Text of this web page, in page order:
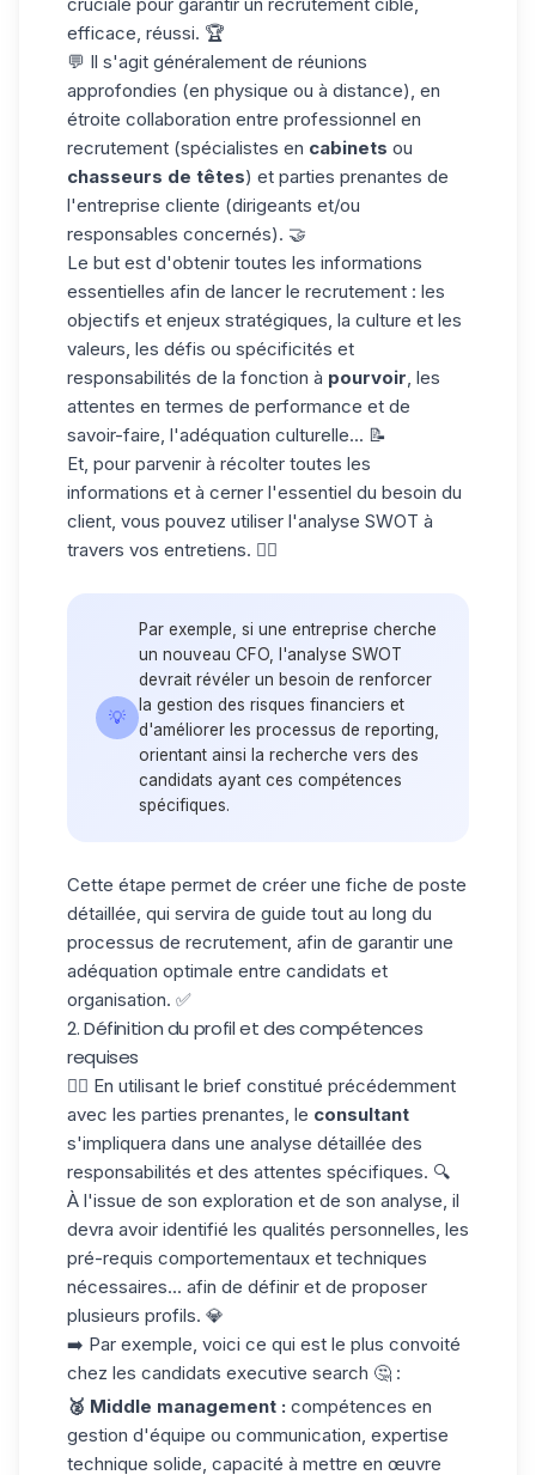
cruciale pour garantir un recrutement ciblé,
efficace, réussi. 🏆
💬 Il s'agit généralement de réunions
approfondies (en physique ou à distance), en
étroite collaboration entre professionnel en
recrutement (spécialistes en cabinets ou
chasseurs de têtes) et parties prenantes de
l'entreprise cliente (dirigeants et/ou
responsables concernés). 🤝
Le but est d'obtenir toutes les informations
essentielles afin de lancer le recrutement : les
objectifs et enjeux stratégiques, la culture et les
valeurs, les défis ou spécificités et
responsabilités de la fonction à pourvoir, les
attentes en termes de performance et de
savoir-faire, l'adéquation culturelle... 📝
Et, pour parvenir à récolter toutes les
informations et à cerner l'essentiel du besoin du
client, vous pouvez utiliser l'analyse SWOT à
travers vos entretiens. 👇🏼
💡
Par exemple, si une entreprise cherche
un nouveau CFO, l'analyse SWOT
devrait révéler un besoin de renforcer
la gestion des risques financiers et
d'améliorer les processus de reporting,
orientant ainsi la recherche vers des
candidats ayant ces compétences
spécifiques.
Cette étape permet de créer une fiche de poste
détaillée, qui servira de guide tout au long du
processus de recrutement, afin de garantir une
adéquation optimale entre candidats et
organisation. ✅
2. Définition du profil et des compétences
requises
👆🏼 En utilisant le brief constitué précédemment
avec les parties prenantes, le consultant
s'impliquera dans une analyse détaillée des
responsabilités et des attentes spécifiques. 🔍
À l'issue de son exploration et de son analyse, il
devra avoir identifié les qualités personnelles, les
pré-requis comportementaux et techniques
nécessaires... afin de définir et de proposer
plusieurs profils. 💎
➡️ Par exemple, voici ce qui est le plus convoité
chez les candidats executive search 🤔 :
🥈 Middle management : compétences en
gestion d'équipe ou communication, expertise
technique solide, capacité à mettre en œuvre